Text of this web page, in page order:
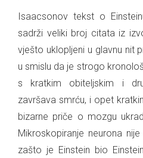
Isaacsonov tekst o
sadrži veliki broj citata iz
vješto uklopljeni u glavnu nit
u smislu da je strogo
s kratkim obiteljskim i
završava smrću, i opet
bizarne priče o mozgu
Mikroskopiranje neurona
zašto je Einstein bio